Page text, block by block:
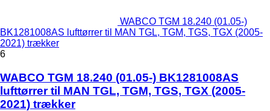
WABCO TGM 18.240 (01.05-)
BK1281008AS lufttørrer til MAN TGL, TGM, TGS, TGX (2005-
2021) trækker
6
WABCO TGM 18.240 (01.05-) BK1281008AS
lufttørrer til MAN TGL, TGM, TGS, TGX (2005-
2021) trækker